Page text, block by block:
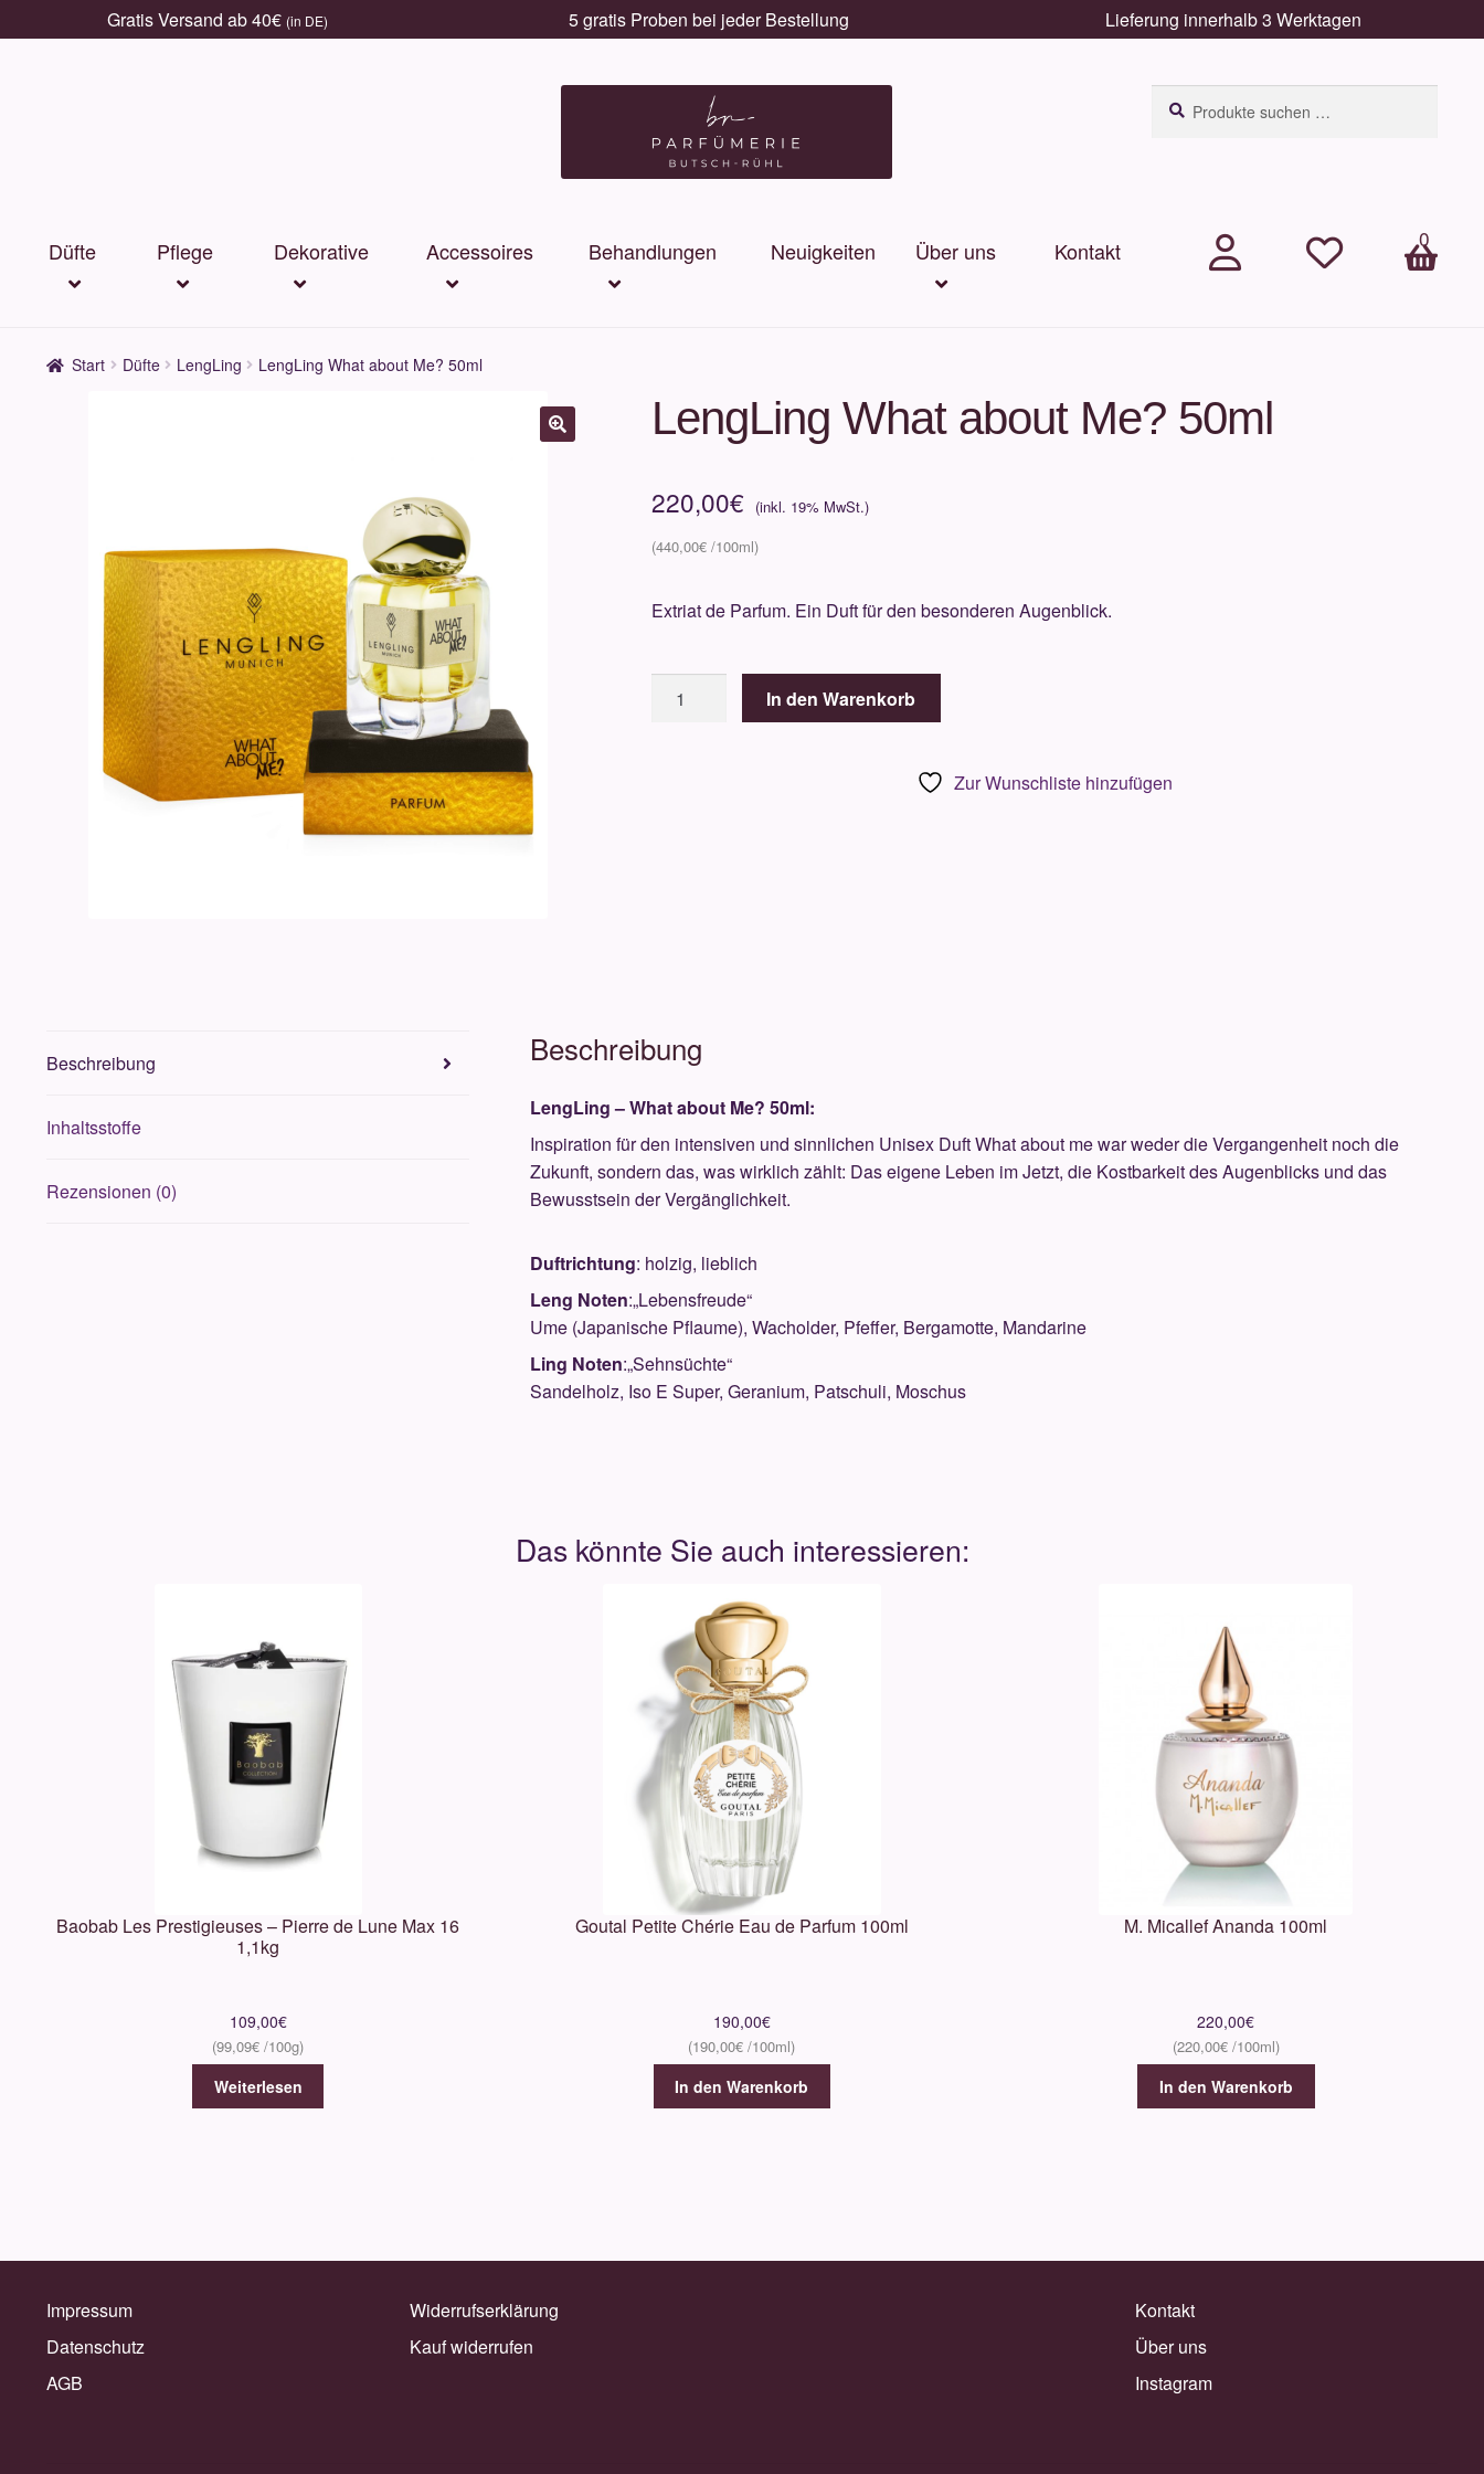
Gratis Versand ab 40€ (in DE) 5 gratis Proben bei jeder Bestellung Lieferung innerhalb 3 Werktagen
nach:
Düfte Pflege Dekorative Accessoires Behandlungen Neuigkeiten Über uns Kontakt
0
Arti
Start Düfte LengLing LengLing What about Me? 50ml
LengLing What about Me? 50ml
220,00€
440,00€
Extriat de Parfum. Ein Duft für den besonderen Augenblick.
What
In den Warenkorb
Zur Wunschliste hinzufügen
Beschreibung
Inhaltsstoffe
Rezensionen (0)
Beschreibung
LengLing – What about Me? 50ml:
Inspiration für den intensiven und sinnlichen Unisex Duft What about me war weder die Vergangenheit noch die
Zukunft, sondern das, was wirklich zählt: Das eigene Leben im Jetzt, die Kostbarkeit des Augenblicks und das
Bewusstsein der Vergänglichkeit.
Duftrichtung: holzig, lieblich
Leng Noten:„Lebensfreude“
Ume (Japanische Pflaume), Wacholder, Pfeffer, Bergamotte, Mandarine
Ling Noten:„Sehnsüchte“
Sandelholz, Iso E Super, Geranium, Patschuli, Moschus
Baobab Les Prestigieuses – Pierre de Lune Max 16
1,1kg
109,00€
99,09€
Weiterlesen
Goutal Petite Chérie Eau de Parfum 100ml
190,00€
190,00€
In den Warenkorb
M. Micallef Ananda 100ml
220,00€
220,00€
In den Warenkorb
Impressum
Datenschutz
AGB
Widerrufserklärung
Kauf widerrufen
Kontakt
Über uns
Instagram